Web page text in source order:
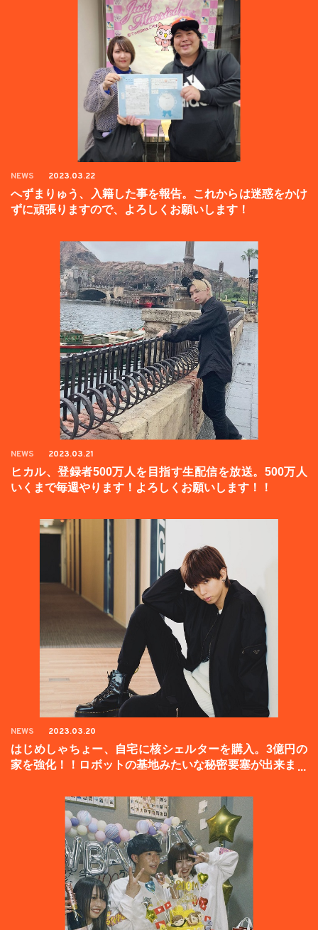
NEWS 2023.03.22
へずまりゅう、入籍した事を報告。これからは迷惑をかけ
ずに頑張りますので、よろしくお願いします！
NEWS 2023.03.21
ヒカル、登録者500万人を目指す生配信を放送。500万人
いくまで毎週やります！よろしくお願いします！！
NEWS 2023.03.20
はじめしゃちょー、自宅に核シェルターを購入。3億円の
家を強化！！ロボットの基地みたいな秘密要塞が出来まし